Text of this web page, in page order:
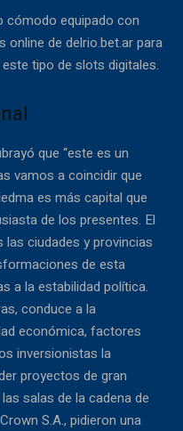
cómodo equipado con
online de delrio.bet.ar para
tipo de slots digitales.
que “este es un
vamos a coincidir que
es más capital que
de los presentes. El
ciudades y provincias
de esta
a la estabilidad política.
conduce a la
económica, factores
inversionistas la
proyectos de gran
salas de la cadena de
S.A., pidieron una